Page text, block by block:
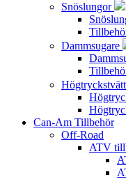
Snöslungor
Dammsugare
Can-Am Tillbehör
Off-Road
ATV